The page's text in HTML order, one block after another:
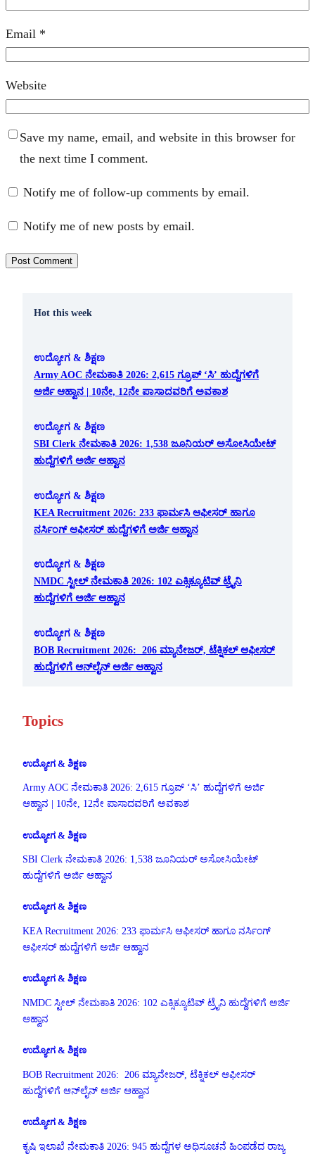
Email *
Website
Save my name, email, and website in this browser for
the next time I comment.
Notify me of follow-up comments by email.
Notify me of new posts by email.
Hot this week
ಉದ್ಯೋಗ & ಶಿಕ್ಷಣ
Army AOC ನೇಮಕಾತಿ 2026: 2,615 ಗ್ರೂಪ್ ‘ಸಿ’ ಹುದ್ದೆಗಳಿಗೆ
ಅರ್ಜಿ ಆಹ್ವಾನ | 10ನೇ, 12ನೇ ಪಾಸಾದವರಿಗೆ ಅವಕಾಶ
ಉದ್ಯೋಗ & ಶಿಕ್ಷಣ
SBI Clerk ನೇಮಕಾತಿ 2026: 1,538 ಜೂನಿಯರ್ ಅಸೋಸಿಯೇಟ್
ಹುದ್ದೆಗಳಿಗೆ ಅರ್ಜಿ ಆಹ್ವಾನ
ಉದ್ಯೋಗ & ಶಿಕ್ಷಣ
KEA Recruitment 2026: 233 ಫಾರ್ಮಸಿ ಆಫೀಸರ್ ಹಾಗೂ
ನರ್ಸಿಂಗ್ ಆಫೀಸರ್ ಹುದ್ದೆಗಳಿಗೆ ಅರ್ಜಿ ಆಹ್ವಾನ
ಉದ್ಯೋಗ & ಶಿಕ್ಷಣ
NMDC ಸ್ಟೀಲ್ ನೇಮಕಾತಿ 2026: 102 ಎಕ್ಸಿಕ್ಯೂಟಿವ್ ಟ್ರೈನಿ
ಹುದ್ದೆಗಳಿಗೆ ಅರ್ಜಿ ಆಹ್ವಾನ
ಉದ್ಯೋಗ & ಶಿಕ್ಷಣ
BOB Recruitment 2026: 206 ಮ್ಯಾನೇಜರ್, ಟೆಕ್ನಿಕಲ್ ಆಫೀಸರ್
ಹುದ್ದೆಗಳಿಗೆ ಆನ್‌ಲೈನ್ ಅರ್ಜಿ ಆಹ್ವಾನ
Topics
ಉದ್ಯೋಗ & ಶಿಕ್ಷಣ
Army AOC ನೇಮಕಾತಿ 2026: 2,615 ಗ್ರೂಪ್ ‘ಸಿ’ ಹುದ್ದೆಗಳಿಗೆ ಅರ್ಜಿ
ಆಹ್ವಾನ | 10ನೇ, 12ನೇ ಪಾಸಾದವರಿಗೆ ಅವಕಾಶ
ಉದ್ಯೋಗ & ಶಿಕ್ಷಣ
SBI Clerk ನೇಮಕಾತಿ 2026: 1,538 ಜೂನಿಯರ್ ಅಸೋಸಿಯೇಟ್
ಹುದ್ದೆಗಳಿಗೆ ಅರ್ಜಿ ಆಹ್ವಾನ
ಉದ್ಯೋಗ & ಶಿಕ್ಷಣ
KEA Recruitment 2026: 233 ಫಾರ್ಮಸಿ ಆಫೀಸರ್ ಹಾಗೂ ನರ್ಸಿಂಗ್
ಆಫೀಸರ್ ಹುದ್ದೆಗಳಿಗೆ ಅರ್ಜಿ ಆಹ್ವಾನ
ಉದ್ಯೋಗ & ಶಿಕ್ಷಣ
NMDC ಸ್ಟೀಲ್ ನೇಮಕಾತಿ 2026: 102 ಎಕ್ಸಿಕ್ಯೂಟಿವ್ ಟ್ರೈನಿ ಹುದ್ದೆಗಳಿಗೆ ಅರ್ಜಿ
ಆಹ್ವಾನ
ಉದ್ಯೋಗ & ಶಿಕ್ಷಣ
BOB Recruitment 2026: 206 ಮ್ಯಾನೇಜರ್, ಟೆಕ್ನಿಕಲ್ ಆಫೀಸರ್
ಹುದ್ದೆಗಳಿಗೆ ಆನ್‌ಲೈನ್ ಅರ್ಜಿ ಆಹ್ವಾನ
ಉದ್ಯೋಗ & ಶಿಕ್ಷಣ
ಕೃಷಿ ಇಲಾಖೆ ನೇಮಕಾತಿ 2026: 945 ಹುದ್ದೆಗಳ ಅಧಿಸೂಚನೆ ಹಿಂಪಡೆದ ರಾಜ್ಯ